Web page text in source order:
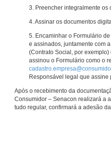
3. Preencher integralmente os
4. Assinar os documentos
5. Encaminhar o Formulário
e assinados, juntamente com
(Contrato Social, por
assinou o Formulário como o
Responsável legal que assine
Após o recebimento da
Consumidor – Senacon realizará a
tudo regular, confirmará a adesão